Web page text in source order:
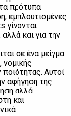
πρότυπα
εμπλουτισμένες
γίνονται
και για την
σε ένα μείγμα
Αυτοί
αφήγηση της
αλλά
και